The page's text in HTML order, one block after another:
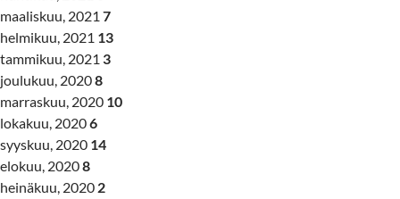
maaliskuu, 2021 7
helmikuu, 2021 13
tammikuu, 2021 3
joulukuu, 20208
marraskuu, 2020 10
lokakuu, 20206
syyskuu, 2020 14
elokuu, 20208
heinäkuu, 2020 2